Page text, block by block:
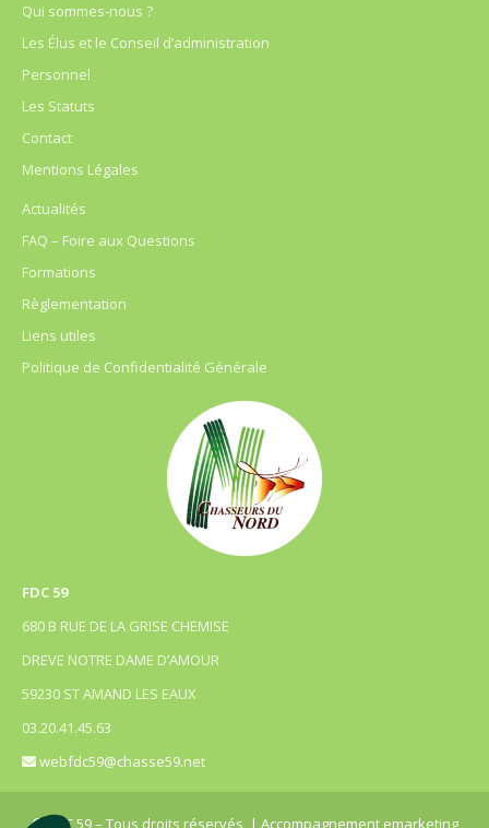
Qui sommes-nous ?
Les Élus et le Conseil d’administration
Personnel
Les Statuts
Contact
Mentions Légales
Actualités
FAQ – Foire aux Questions
Formations
Règlementation
Liens utiles
Politique de Confidentialité Générale
FDC 59
680 B RUE DE LA GRISE CHEMISE
DREVE NOTRE DAME D’AMOUR
59230 ST AMAND LES EAUX
03.20.41.45.63
webfdc59@chasse59.net
© FDC 59 – Tous droits réservés | Accompagnement emarketing